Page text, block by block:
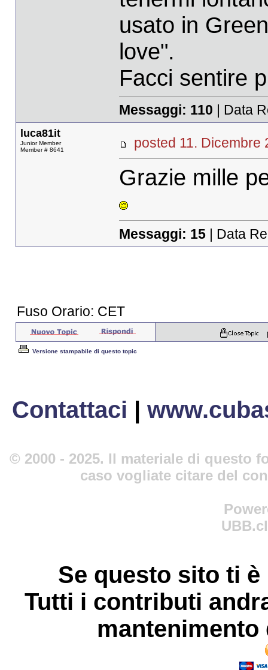
usato in
love".
Facci sentire
Messaggi: 110 | Data
luca81it
Junior Member
Member # 8641
posted 11.
Grazie mille
Messaggi: 15| Data
Fuso Orario: CET
Versione stampabile di questo topic
Contattaci |
© 2000 - 2025. Il materiale di questo
caso vogliate citare del
Se questo sito ti
Tutti i contributi